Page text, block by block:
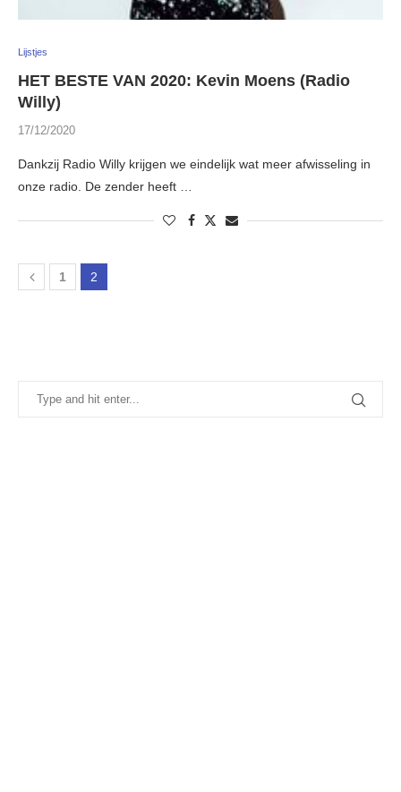
Lijstjes
HET BESTE VAN 2020: Kevin Moens (Radio
Willy)
17/12/2020
Dankzij Radio Willy krijgen we eindelijk wat meer afwisseling in
onze radio. De zender heeft …
1 2